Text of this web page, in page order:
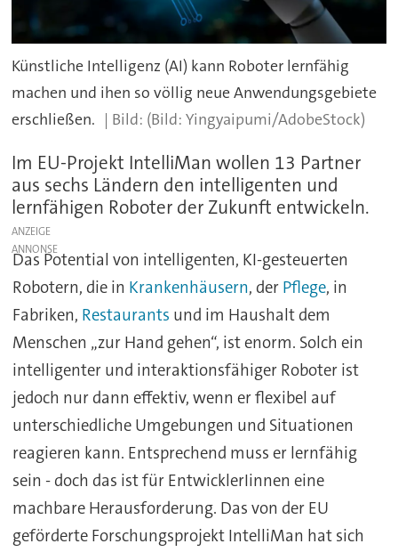
Künstliche Intelligenz (AI) kann Roboter lernfähig
machen und ihen so völlig neue Anwendungsgebiete
erschließen.
(Bild: Yingyaipumi/AdobeStock)
Im EU-Projekt IntelliMan wollen 13 Partner
aus sechs Ländern den intelligenten und
lernfähigen Roboter der Zukunft entwickeln.
ANZEIGE
Das Potential von intelligenten, KI-gesteuerten
Robotern, die in Krankenhäusern, der Pflege, in
Fabriken, Restaurants und im Haushalt dem
Menschen „zur Hand gehen“, ist enorm. Solch ein
intelligenter und interaktionsfähiger Roboter ist
jedoch nur dann effektiv, wenn er flexibel auf
unterschiedliche Umgebungen und Situationen
reagieren kann. Entsprechend muss er lernfähig
sein - doch das ist für EntwicklerIinnen eine
machbare Herausforderung. Das von der EU
geförderte Forschungsprojekt IntelliMan hat sich